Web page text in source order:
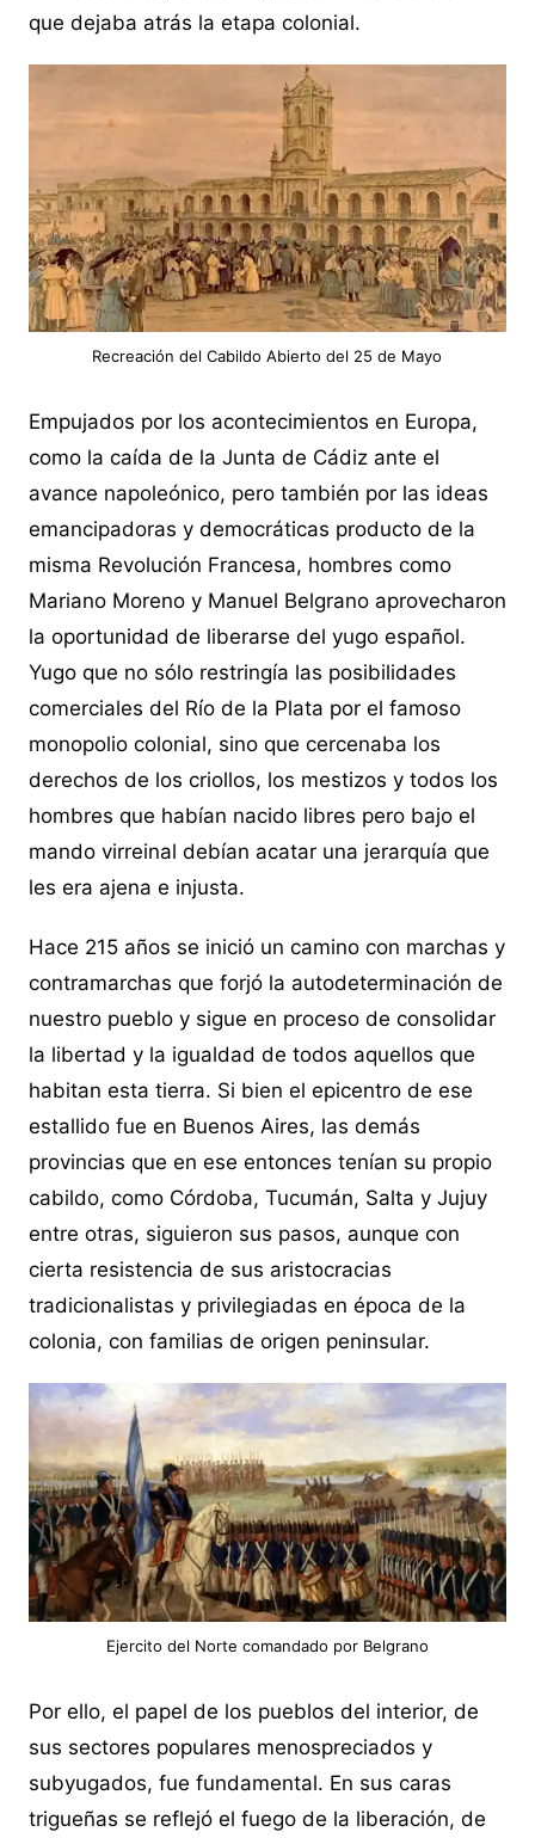
que dejaba atrás la etapa colonial.
Recreación del Cabildo Abierto del 25 de Mayo
Empujados por los acontecimientos en Europa,
como la caída de la Junta de Cádiz ante el
avance napoleónico, pero también por las ideas
emancipadoras y democráticas producto de la
misma Revolución Francesa, hombres como
Mariano Moreno y Manuel Belgrano aprovecharon
la oportunidad de liberarse del yugo español.
Yugo que no sólo restringía las posibilidades
comerciales del Río de la Plata por el famoso
monopolio colonial, sino que cercenaba los
derechos de los criollos, los mestizos y todos los
hombres que habían nacido libres pero bajo el
mando virreinal debían acatar una jerarquía que
les era ajena e injusta.
Hace 215 años se inició un camino con marchas y
contramarchas que forjó la autodeterminación de
nuestro pueblo y sigue en proceso de consolidar
la libertad y la igualdad de todos aquellos que
habitan esta tierra. Si bien el epicentro de ese
estallido fue en Buenos Aires, las demás
provincias que en ese entonces tenían su propio
cabildo, como Córdoba, Tucumán, Salta y Jujuy
entre otras, siguieron sus pasos, aunque con
cierta resistencia de sus aristocracias
tradicionalistas y privilegiadas en época de la
colonia, con familias de origen peninsular.
Ejercito del Norte comandado por Belgrano
Por ello, el papel de los pueblos del interior, de
sus sectores populares menospreciados y
subyugados, fue fundamental. En sus caras
trigueñas se reflejó el fuego de la liberación, de